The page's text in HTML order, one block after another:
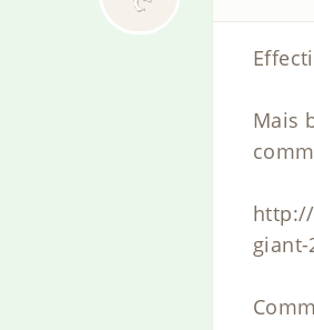
Mais
giant-